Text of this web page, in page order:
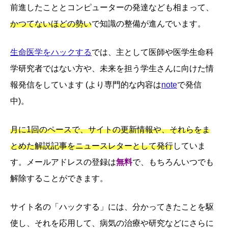
前進したこととコンピューターの発達なども相まって、
かつてないほどの勢いで知識の整備が進んでいます。
生命医学をハックするでは、主として医師や医学生命科
学研究者ではない方や、未来を担う学生さんに向けた情
報発信をしています (より専門的な内容はnoteで発信
中)。
月に1回のペースで、サイトの更新情報や、それらをま
とめた解説記事をニュースレターとして発行していま
す。メールアドレスの登録は無料で、もちろんいつでも
解除することができます。
サイト名の「ハックする」には、分かってきたことを駆
使し、それを応用して、病気の治療や研究などにさらに